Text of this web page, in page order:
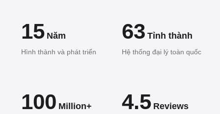
15 Năm
Hình thành và phát triển
63 Tỉnh thành
Hệ thống đại lý toàn quốc
100 Million+ 4.5 Reviews